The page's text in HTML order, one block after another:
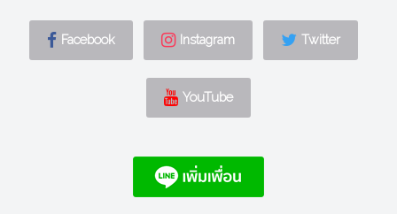
Facebook Instagram Twitter
YouTube